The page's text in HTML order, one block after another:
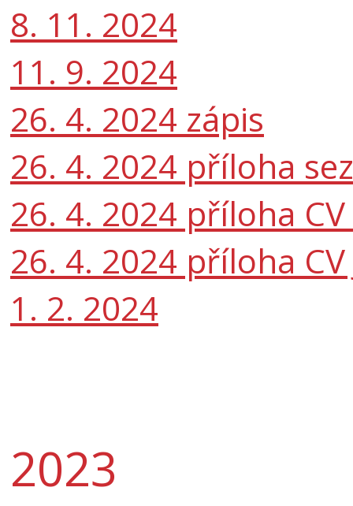
8. 11. 2024
11. 9. 2024
26. 4. 2024 zápis
26. 4. 2024 příloha
26. 4. 2024 příloha
26. 4. 2024 příloha
1. 2. 2024
2023